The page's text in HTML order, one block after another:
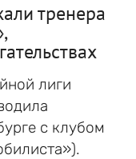
тренера
лиги
с клубом